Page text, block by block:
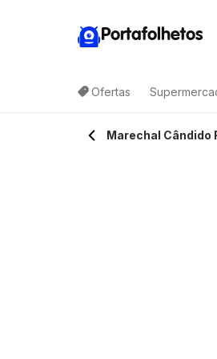
Portafolhetos
Ofertas
Marechal Cândido